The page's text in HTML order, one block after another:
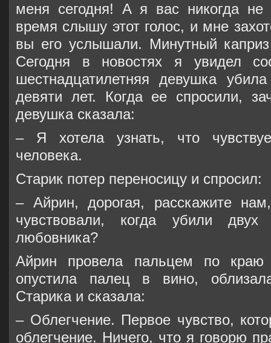
меня сегодня! А я вас никогда не
время слышу этот голос, и мне
вы его услышали. Минутный каприз
Сегодня в новостях я увидел
шестнадцатилетняя девушка
девяти лет. Когда ее спросили,
девушка сказала:
– Я хотела узнать, что
человека.
Старик потер переносицу и спросил:
– Айрин, дорогая, расскажите
чувствовали, когда убили
любовника?
Айрин провела пальцем по
опустила палец в вино,
Старика и сказала:
– Облегчение. Первое чувство,
облегчение. Ничего, что я говорю